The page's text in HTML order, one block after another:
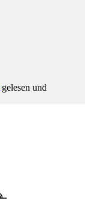
gelesen und